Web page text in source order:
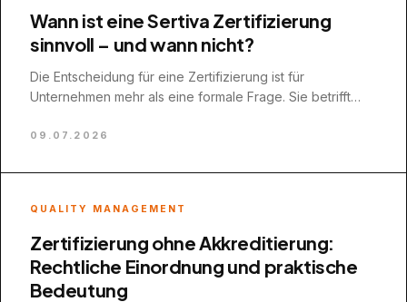
Wann ist eine Sertiva Zertifizierung
sinnvoll – und wann nicht?
Die Entscheidung für eine Zertifizierung ist für
Unternehmen mehr als eine formale Frage. Sie betrifft
09.07.2026
QUALITY MANAGEMENT
Zertifizierung ohne Akkreditierung:
Rechtliche Einordnung und praktische
Bedeutung